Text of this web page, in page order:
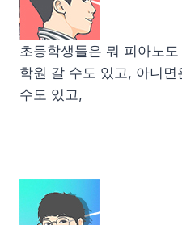
초등학생들은 뭐 피아노
학원 갈 수도 있고, 아니
수도 있고,